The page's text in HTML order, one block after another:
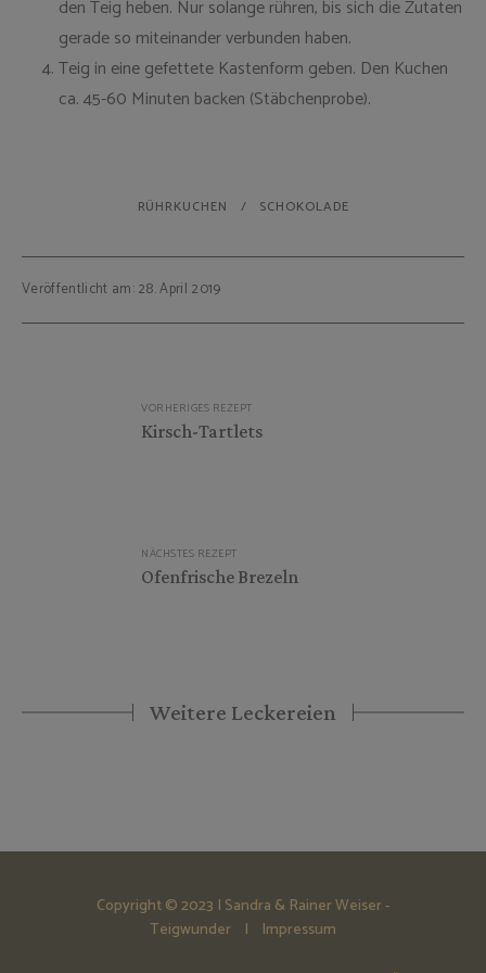
den Teig heben. Nur solange rühren, bis sich die Zutaten
gerade so miteinander verbunden haben.
Teig in eine gefettete Kastenform geben. Den Kuchen
ca. 45-60 Minuten backen (Stäbchenprobe).
RÜHRKUCHEN SCHOKOLADE
Veröffentlicht am: 28. April 2019
VORHERIGES REZEPT
Kirsch-Tartlets
NÄCHSTES REZEPT
Ofenfrische Brezeln
Weitere Leckereien
Copyright © 2023 | Sandra & Rainer Weiser -
Teigwunder | Impressum